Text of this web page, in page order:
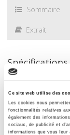
Ce site web utilise des
Les cookies nous
fonctionnalités relatives
également des
sociaux, de publicité et
informations que vous
Sommaire
Extrait
Spécifications
Éditeur
Presses de
Auteur
Benoit Vermander